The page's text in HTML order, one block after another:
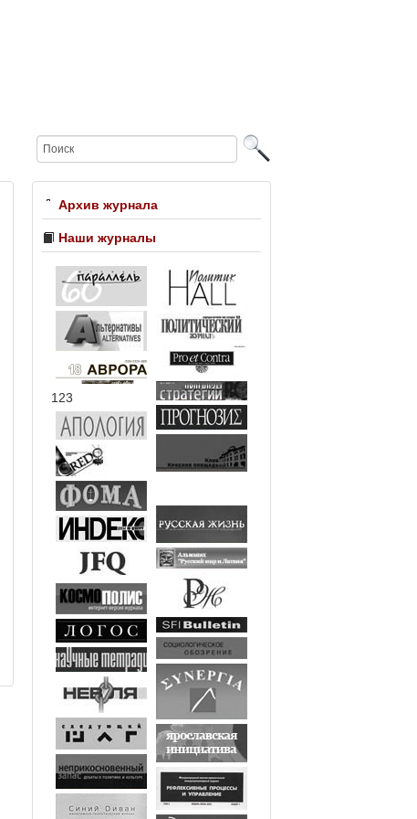
Архив журнала
Наши журналы
123